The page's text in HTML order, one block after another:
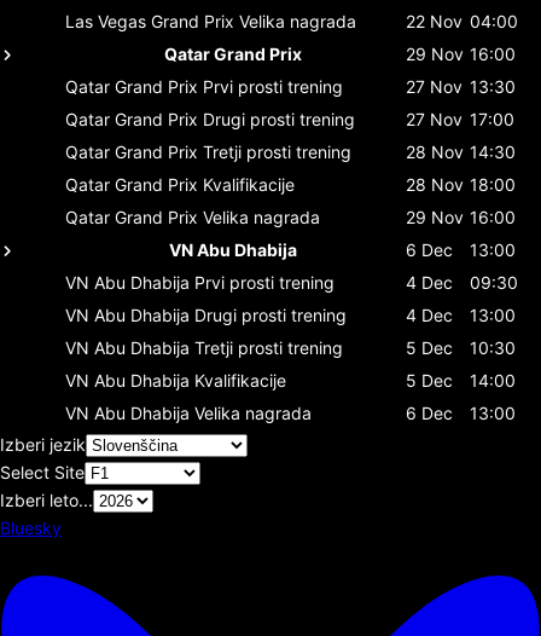
Las Vegas Grand Prix Velika nagrada 22 Nov 04:00
Qatar Grand Prix
29 Nov 16:00
Qatar Grand Prix Prvi prosti trening 27 Nov 13:30
Qatar Grand Prix Drugi prosti trening 27 Nov 17:00
Qatar Grand Prix Tretji prosti trening 28 Nov 14:30
Qatar Grand Prix Kvalifikacije 28 Nov 18:00
Qatar Grand Prix Velika nagrada 29 Nov 16:00
VN Abu Dhabija
6 Dec
13:00
VN Abu Dhabija Prvi prosti trening 4 Dec
09:30
VN Abu Dhabija Drugi prosti trening 4 Dec
13:00
VN Abu Dhabija Tretji prosti trening 5 Dec
10:30
VN Abu Dhabija Kvalifikacije 5 Dec
14:00
VN Abu Dhabija Velika nagrada 6 Dec
13:00
Izberi jezik
Select Site
Izberi leto...
Bluesky